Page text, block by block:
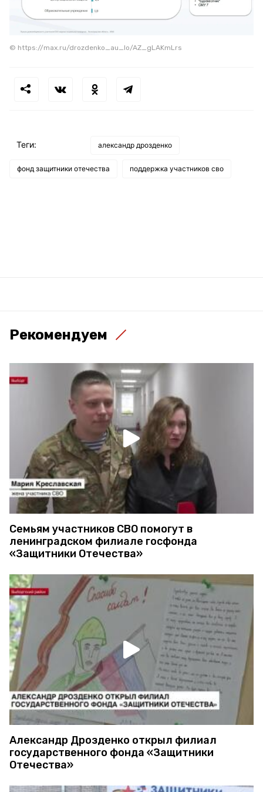
© https://max.ru/drozdenko_au_lo/AZ_gLAKmLrs
Теги: александр дрозденко
фонд защитники отечества поддержка участников сво
Рекомендуем
Семьям участников СВО помогут в
ленинградском филиале госфонда
«Защитники Отечества»
Александр Дрозденко открыл филиал
государственного фонда «Защитники
Отечества»